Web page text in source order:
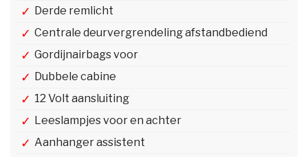
Derde remlicht
Centrale deurvergrendeling afstandbediend
Gordijnairbags voor
Dubbele cabine
12 Volt aansluiting
Leeslampjes voor en achter
Aanhanger assistent